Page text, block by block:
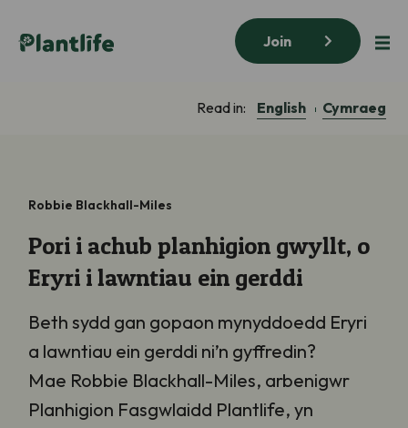
Join
Read in: English Cymraeg
Robbie Blackhall-Miles
Pori i achub planhigion gwyllt, o
Eryri i lawntiau ein gerddi
Beth sydd gan gopaon mynyddoedd Eryri
a lawntiau ein gerddi ni’n gyffredin?
Mae Robbie Blackhall-Miles, arbenigwr
Planhigion Fasgwlaidd Plantlife, yn